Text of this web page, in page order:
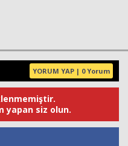
YORUM YAP | 0 Yorum
yapan siz olun.